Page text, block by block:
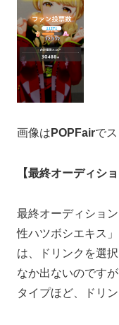
画像は POPFairで
【最終オーディショ
最終オーディショ
性ハツボシエキス
は、ドリンクを選
なか出ないのです
タイプほど、ドリ